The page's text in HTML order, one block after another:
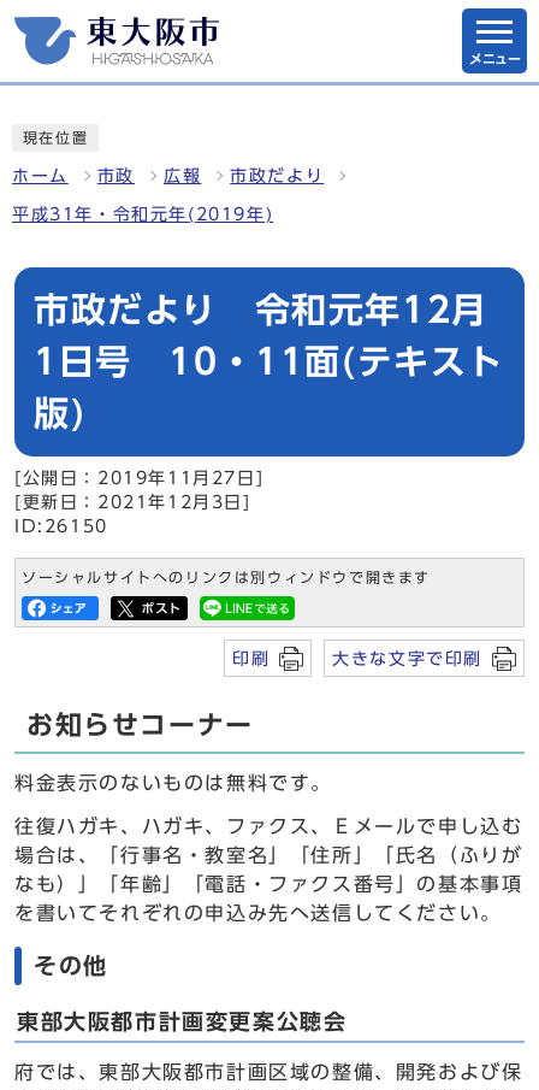
メニュー
現在位置
ホーム 市政 広報 市政だより
平成31年・令和元年(2019年)
市政だより 令和元年12月
1日号 10・11面(テキスト
版)
[公開日：2019年11月27日]
[更新日：2021年12月3日]
ID:26150
ソーシャルサイトへのリンクは別ウィンドウで開きます
印刷 大きな文字で印刷
お知らせコーナー
料金表示のないものは無料です。
往復ハガキ、ハガキ、ファクス、Ｅメールで申し込む
場合は、「行事名・教室名」「住所」「氏名（ふりが
なも）」「年齢」「電話・ファクス番号」の基本事項
を書いてそれぞれの申込み先へ送信してください。
その他
東部大阪都市計画変更案公聴会
府では、東部大阪都市計画区域の整備、開発および保